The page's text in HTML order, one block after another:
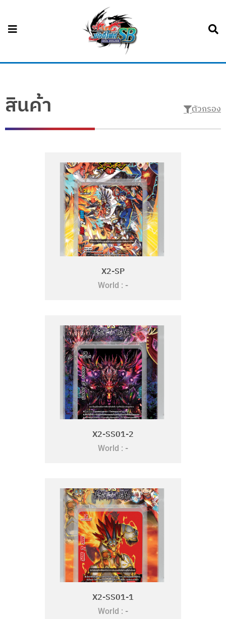
สินค้า ตัวกรอง
X2-SP
World : -
X2-SS01-2
World : -
X2-SS01-1
World : -